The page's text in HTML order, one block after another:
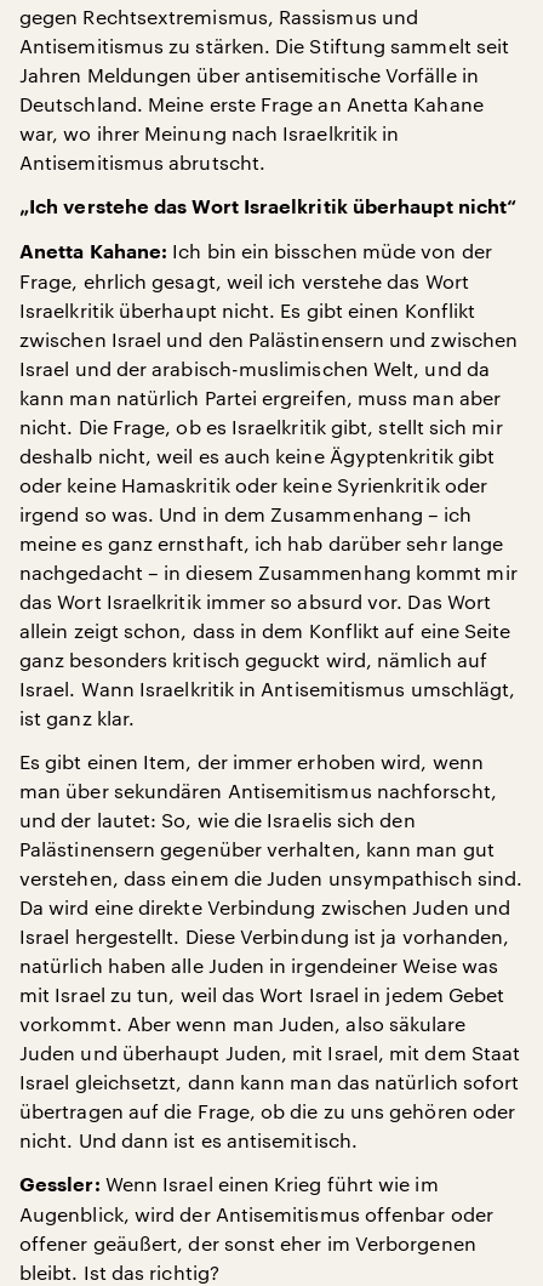
gegen Rechtsextremismus, Rassismus und
Antisemitismus zu stärken. Die Stiftung sammelt seit
Jahren Meldungen über antisemitische Vorfälle in
Deutschland. Meine erste Frage an Anetta Kahane
war, wo ihrer Meinung nach Israelkritik in
Antisemitismus abrutscht.
„Ich verstehe das Wort Israelkritik überhaupt nicht“
Anetta Kahane: Ich bin ein bisschen müde von der
Frage, ehrlich gesagt, weil ich verstehe das Wort
Israelkritik überhaupt nicht. Es gibt einen Konflikt
zwischen Israel und den Palästinensern und zwischen
Israel und der arabisch-muslimischen Welt, und da
kann man natürlich Partei ergreifen, muss man aber
nicht. Die Frage, ob es Israelkritik gibt, stellt sich mir
deshalb nicht, weil es auch keine Ägyptenkritik gibt
oder keine Hamaskritik oder keine Syrienkritik oder
irgend so was. Und in dem Zusammenhang – ich
meine es ganz ernsthaft, ich hab darüber sehr lange
nachgedacht – in diesem Zusammenhang kommt mir
das Wort Israelkritik immer so absurd vor. Das Wort
allein zeigt schon, dass in dem Konflikt auf eine Seite
ganz besonders kritisch geguckt wird, nämlich auf
Israel. Wann Israelkritik in Antisemitismus umschlägt,
ist ganz klar.
Es gibt einen Item, der immer erhoben wird, wenn
man über sekundären Antisemitismus nachforscht,
und der lautet: So, wie die Israelis sich den
Palästinensern gegenüber verhalten, kann man gut
verstehen, dass einem die Juden unsympathisch sind.
Da wird eine direkte Verbindung zwischen Juden und
Israel hergestellt. Diese Verbindung ist ja vorhanden,
natürlich haben alle Juden in irgendeiner Weise was
mit Israel zu tun, weil das Wort Israel in jedem Gebet
vorkommt. Aber wenn man Juden, also säkulare
Juden und überhaupt Juden, mit Israel, mit dem Staat
Israel gleichsetzt, dann kann man das natürlich sofort
übertragen auf die Frage, ob die zu uns gehören oder
nicht. Und dann ist es antisemitisch.
Gessler: Wenn Israel einen Krieg führt wie im
Augenblick, wird der Antisemitismus offenbar oder
offener geäußert, der sonst eher im Verborgenen
bleibt. Ist das richtig?